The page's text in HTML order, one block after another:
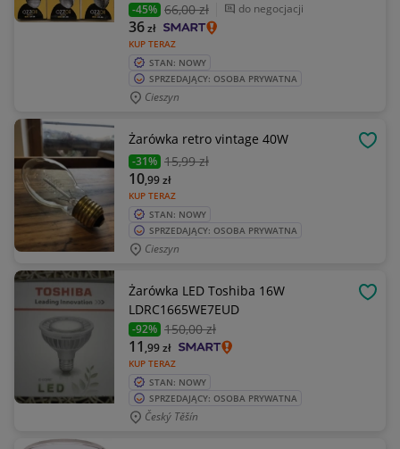
-45% 66,00 zł do negocjacji
KUP TERAZ
36zł
STAN: NOWY
SPRZEDAJĄCY: OSOBA PRYWATNA
Cieszyn
Żarówka retro vintage 40W
-31% 15,99 zł
KUP TERAZ
10,99zł
STAN: NOWY
SPRZEDAJĄCY: OSOBA PRYWATNA
Cieszyn
Żarówka LED Toshiba 16W
LDRC1665WE7EUD
-92% 150,00 zł
KUP TERAZ
11 ,99zł
STAN: NOWY
SPRZEDAJĄCY: OSOBA PRYWATNA
Český Těšín